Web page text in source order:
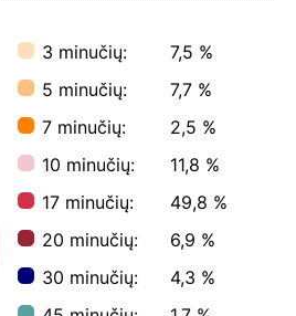
3 minučių:
7,5 %
5 minučių:
7,7 %
7 minučių:
2,5 %
10 minučių:
11,8 %
17 minučių:
49,8 %
20 minučių:
6,9 %
30 minučių:
4,3 %